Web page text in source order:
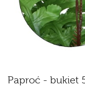
Paproć - bukiet